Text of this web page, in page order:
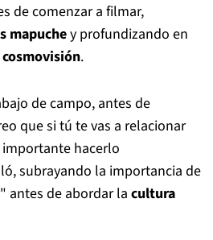
de comenzar a filmar,
mapuchey profundizando en
cosmovisión.
de campo, antes de
que si tú te vas a relacionar
hacerlo
subrayando la importancia de
antes de abordar la cultura